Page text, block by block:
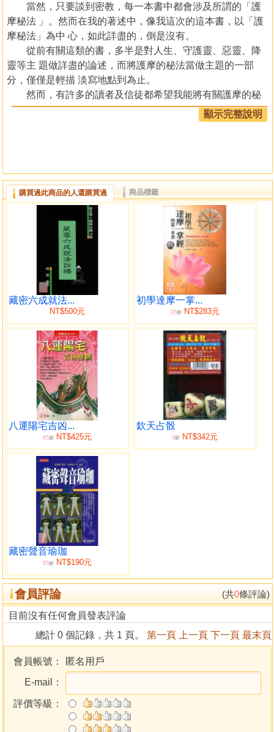
當然，只要談到密教，每一本書中都會涉及所謂的「護
摩秘法 」。然而在我的著述中，像我這次的這本書，以「護
摩秘法」為中 心，如此詳盡的，倒是沒有。
從前有關這類的書，多半是對人生、守護靈、惡靈、降
靈等主 題做詳盡的論述，而將護摩的秘法當做主題的一部
分，僅僅是輕描 淡寫地點到為止。
然而，有許多的讀者及信徒都希望我能將有關護摩的秘
法更清 楚的寫下來。
關於護摩或是庇佑祈禱（加持祈禱）的著述，諸位前輩
目錄
第一章 何謂宗教救贖
每個人都有幸福的權利
人世間苦海無邊
偉大心靈的存存與悟的哲學
實現大願望必須有信任力、意志力與庇佑力
第二章 人心與神佛的靈驗現象
古代人的信仰心
人類的煩惱與佛的悟道
真言密教的祈禱與祕法
疾病與心的關係
第三章 關於心靈治療與密教
神靈與心靈的差異
靈的障礙與不可思議的因緣
根據密教秘法來除靈及消災
祈禱的自我淨化與心靈治療
第四章 神想觀與密教的立地成佛
與偉大的物體融合為一
面對光明打開心扉
無我的心與感謝的心
相信的心與精神統一
第五章 在護摩祕法上所看到令人驚異的靈驗
密教祈禱中許多靈驗的傳說
我完全相信奇蹟
因患癌症瀕臨死亡的巿長重返其職
罹患壞疽病的醫院院長也因為密教信仰而重返其職位
沒有信仰的醫學院教授大病初癒後成為信徒
麻庳的手在二十年後血路暢通
中風的右腳在三次庇佑後有痊癒的徵兆
第六章 在降靈法上所能看到的除靈成果
靈魂在訴說著怨恨
不用靈媒的降靈法
靈魂接受勸服
降靈之後以護摩秘法除靈
第七章 改變命運的原理與方法
顯示完整說明
購買過此商品的人還購買過 商品標籤
藏密六成就法...
NT$500元
初學達摩一掌...
95折NT$283元
八運陽宅吉凶...
85折 NT$425元
欽天占骰
9折 NT$342元
藏密聲音瑜珈
95折 NT$190元
會員評論 (共0條評論)
目前沒有任何會員發表評論
總計 0 個記錄，共 1 頁。 第一頁 上一頁 下一頁 最末頁
會員帳號：
匿名用戶
E-mail：
評價等級：